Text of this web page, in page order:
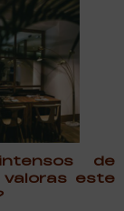
de
este